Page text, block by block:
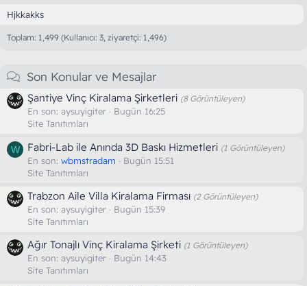
Hjkkakks
Toplam: 1,499 (Kullanıcı: 3, ziyaretçi: 1,496)
Son Konular ve Mesajlar
Şantiye Vinç Kiralama Şirketleri (8 Görüntüleyen)
En son: aysuyigiter
Bugün 16:25
Site Tanıtımları
W Fabri-Lab ile Anında 3D Baskı Hizmetleri (1 Görüntüleyen)
En son: wbmstradam
Bugün 15:51
Site Tanıtımları
Trabzon Aile Villa Kiralama Firması (2 Görüntüleyen)
En son: aysuyigiter
Bugün 15:39
Site Tanıtımları
Ağır Tonajlı Vinç Kiralama Şirketi (1 Görüntüleyen)
En son: aysuyigiter
Bugün 14:43
Site Tanıtımları